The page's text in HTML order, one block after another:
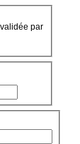
par